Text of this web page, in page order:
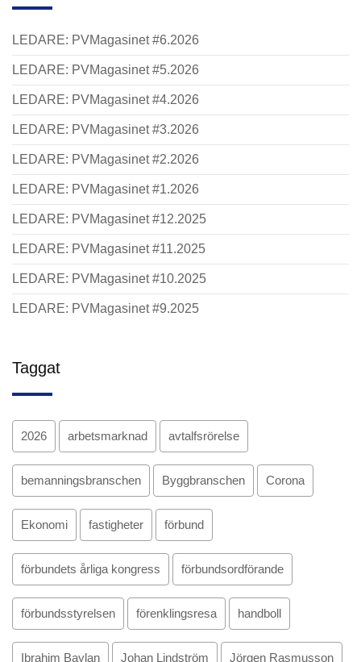
LEDARE: PVMagasinet #6.2026
LEDARE: PVMagasinet #5.2026
LEDARE: PVMagasinet #4.2026
LEDARE: PVMagasinet #3.2026
LEDARE: PVMagasinet #2.2026
LEDARE: PVMagasinet #1.2026
LEDARE: PVMagasinet #12.2025
LEDARE: PVMagasinet #11.2025
LEDARE: PVMagasinet #10.2025
LEDARE: PVMagasinet #9.2025
Taggat
2026 arbetsmarknad avtalfsrörelse
bemanningsbranschen Byggbranschen Corona
Ekonomi fastigheter förbund
förbundets årliga kongress förbundsordförande
förbundsstyrelsen förenklingsresa handboll
Ibrahim Baylan Johan Lindström Jörgen Rasmusson